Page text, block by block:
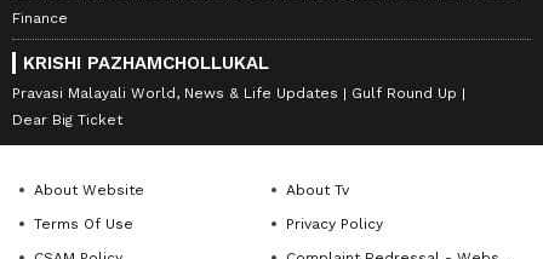
Finance
KRISHI PAZHAMCHOLLUKAL
Pravasi Malayali World, News & Life Updates
Gulf Round Up
Dear Big Ticket
About Website
About Tv
Terms Of Use
Privacy Policy